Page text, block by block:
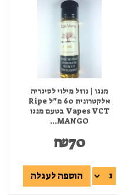
מנגו | נוזל מילוי לסיגריה
אלקטרונית 60 מ"ל Ripe
Vapes VCT בטעם מנגו
MANGO...
₪70
הוספה לעגלה